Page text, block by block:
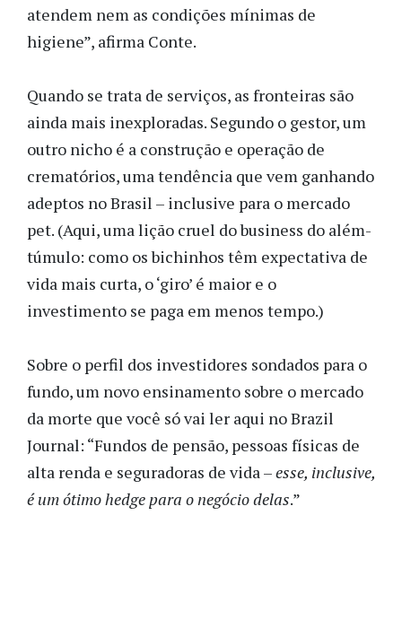
atendem nem as condições mínimas de
higiene”, afirma Conte.
Quando se trata de serviços, as fronteiras são
ainda mais inexploradas. Segundo o gestor, um
outro nicho é a construção e operação de
crematórios, uma tendência que vem ganhando
adeptos no Brasil – inclusive para o mercado
pet. (Aqui, uma lição cruel do business do além-
túmulo: como os bichinhos têm expectativa de
vida mais curta, o ‘giro’ é maior e o
investimento se paga em menos tempo.)
Sobre o perfil dos investidores sondados para o
fundo, um novo ensinamento sobre o mercado
da morte que você só vai ler aqui no Brazil
Journal: “Fundos de pensão, pessoas físicas de
alta renda e seguradoras de vida –esse, inclusive,
é um ótimo hedge para o negócio delas.”